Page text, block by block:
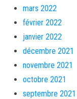
mars 2022
février 2022
janvier 2022
décembre 2021
novembre 2021
octobre 2021
septembre 2021